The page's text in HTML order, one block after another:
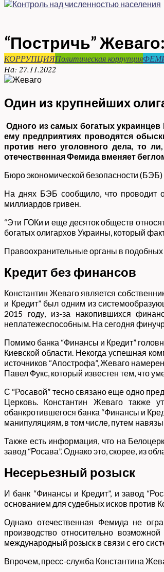
“Постричь”
КОРРУПЦИЯПолитическая коррупция
На: 27.11.2022
Один из крупнейших
Одного из самых богатых украинцев
ему предприятиях проводятся
против него уголовного дела, то
отечественная Фемида вменяет
Бюро экономической безопасности (БЭБ)
На днях БЭБ сообщило, что проводит
миллиардов гривен.
“Эти ГОКи и еще десяток обществ
богатых олигархов Украины, который
Правоохранительные органы в подобных
Кредит без финансов
Константин Жеваго является
и Кредит” был одним из
2015 году, из-за накопившихся
неплатежеспособным. На сегодня
Помимо банка “Финансы и Кредит”
Киевской области. Некогда успешная
источников “Апострофа”, Жеваго
Павел Фукс, который известен тем, что
С “Росавой” тесно связано еще одно
Церковь. Константин Жеваго также
обанкротившегося банка “Финансы и
манипуляциям, в том числе, путем
Также есть информация, что на
завод “Росава”. Однако это, скорее, из
Несерьезный розыск
И банк “Финансы и Кредит”, и завод
основанием для судебных исков против
Однако отечественная Фемида не
производство относительно
международный розыск в связи с его
Впрочем, пресс-служба Константина